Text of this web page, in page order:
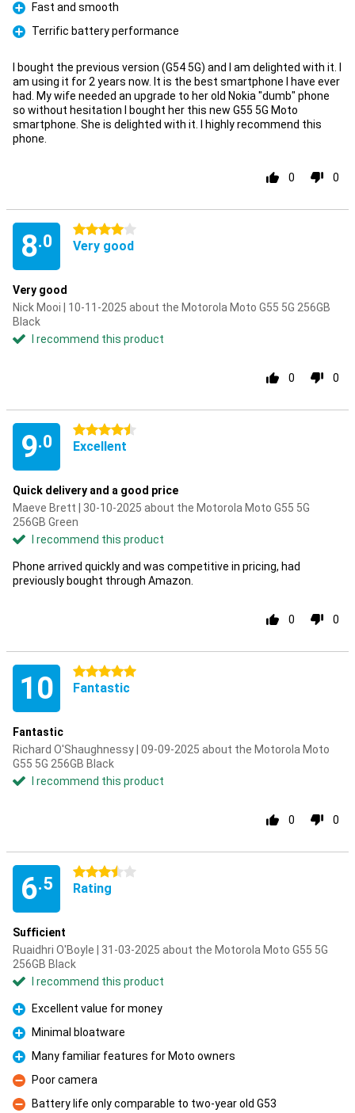
Pro
Fast and smooth
Pro
Terrific battery performance
I bought the previous version (G54 5G) and I am delighted with it. I
am using it for 2 years now. It is the best smartphone I have ever
had. My wife needed an upgrade to her old Nokia "dumb" phone
so without hesitation I bought her this new G55 5G Moto
smartphone. She is delighted with it. I highly recommend this
phone.
0 0
8.0
4 stars
Very good
Very good
Nick Mooi | 10-11-2025 about the Motorola Moto G55 5G 256GB
Black
I recommend this product
0 0
9.0
4.5 stars
Excellent
Quick delivery and a good price
Maeve Brett | 30-10-2025 about the Motorola Moto G55 5G
256GB Green
I recommend this product
Phone arrived quickly and was competitive in pricing, had
previously bought through Amazon.
0 0
10 5 stars
Fantastic
Fantastic
Richard O'Shaughnessy | 09-09-2025 about the Motorola Moto
G55 5G 256GB Black
I recommend this product
0 0
6.5
3.5 stars
Rating
Sufficient
Ruaidhri O'Boyle | 31-03-2025 about the Motorola Moto G55 5G
256GB Black
I recommend this product
Pro
Excellent value for money
Pro
Minimal bloatware
Pro
Many familiar features for Moto owners
Con
Poor camera
Battery life only comparable to two-year old G53